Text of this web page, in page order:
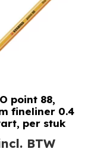
point 88,
fineliner 0.4
per stuk
BTW